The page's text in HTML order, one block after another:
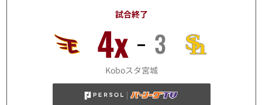
8/31
試合終了
4x 3
Koboスタ宮城